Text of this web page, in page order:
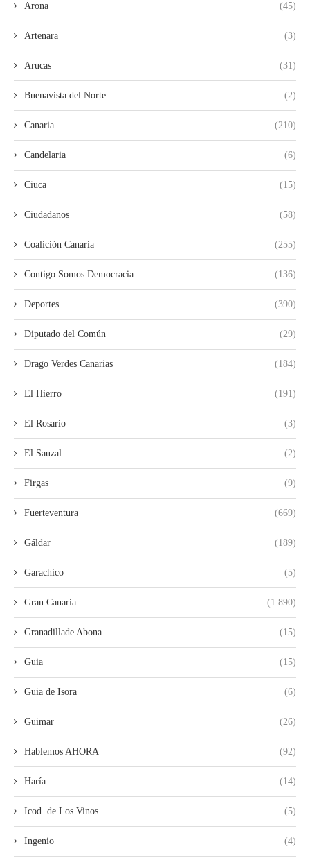
Arona (45)
Artenara (3)
Arucas (31)
Buenavista del Norte (2)
Canaria (210)
Candelaria (6)
Ciuca (15)
Ciudadanos (58)
Coalición Canaria (255)
Contigo Somos Democracia (136)
Deportes (390)
Diputado del Común (29)
Drago Verdes Canarias (184)
El Hierro (191)
El Rosario (3)
El Sauzal (2)
Firgas (9)
Fuerteventura (669)
Gáldar (189)
Garachico (5)
Gran Canaria (1.890)
Granadillade Abona (15)
Guia (15)
Guia de Isora (6)
Guimar (26)
Hablemos AHORA (92)
Haría (14)
Icod. de Los Vinos (5)
Ingenio (4)